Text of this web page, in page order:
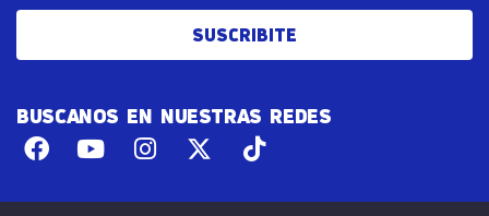
SUSCRIBITE
BUSCANOS EN NUESTRAS REDES